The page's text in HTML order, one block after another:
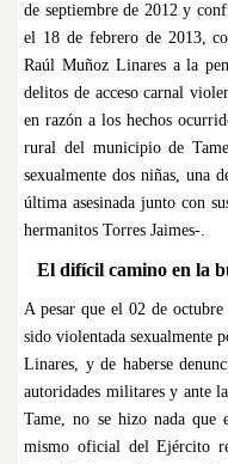
de septiembre de 2012 y
el 18 de febrero de 2013,
Raúl Muñoz Linares a la
delitos de acceso carnal
en razón a los hechos
rural del municipio de
sexualmente dos niñas, una
última asesinada junto con
hermanitos Torres Jaimes-.
El difícil camino en la
A pesar que el 02 de
sido violentada sexualmente
Linares, y de haberse
autoridades militares y ante
Tame, no se hizo nada que
mismo oficial del Ejército